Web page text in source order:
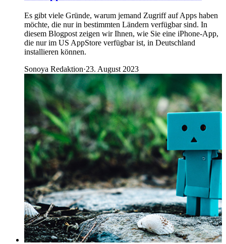
Es gibt viele Gründe, warum jemand Zugriff auf Apps haben
möchte, die nur in bestimmten Ländern verfügbar sind. In
diesem Blogpost zeigen wir Ihnen, wie Sie eine iPhone-App,
die nur im US AppStore verfügbar ist, in Deutschland
installieren können.
Sonoya Redaktion·23. August 2023